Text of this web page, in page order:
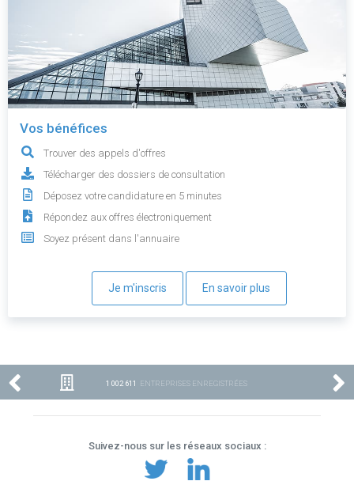
Vos bénéfices
Trouver des appels d'offres
Télécharger des dossiers de consultation
Déposez votre candidature en 5 minutes
Répondez aux offres électroniquement
Soyez présent dans l'annuaire
Je m'inscris En savoir plus
1 002 611 ENTREPRISES ENREGISTRÉES
Suivez-nous sur les réseaux sociaux :